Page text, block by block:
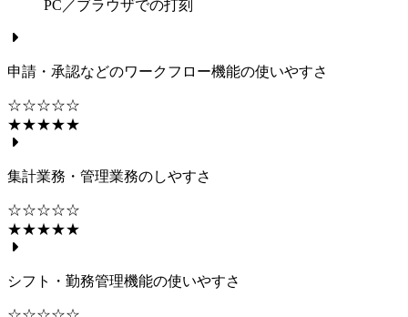
PC／ブラウザでの打刻
申請・承認などのワークフロー機能の使いやすさ
☆☆☆☆☆
★★★★★
集計業務・管理業務のしやすさ
☆☆☆☆☆
★★★★★
シフト・勤務管理機能の使いやすさ